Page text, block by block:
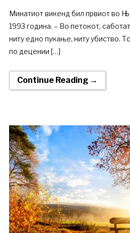
Минатиот викенд бил првиот во
1993 година. – Во петокот,
ниту едно пукање, ниту убиство.
по децении […]
Continue Reading →